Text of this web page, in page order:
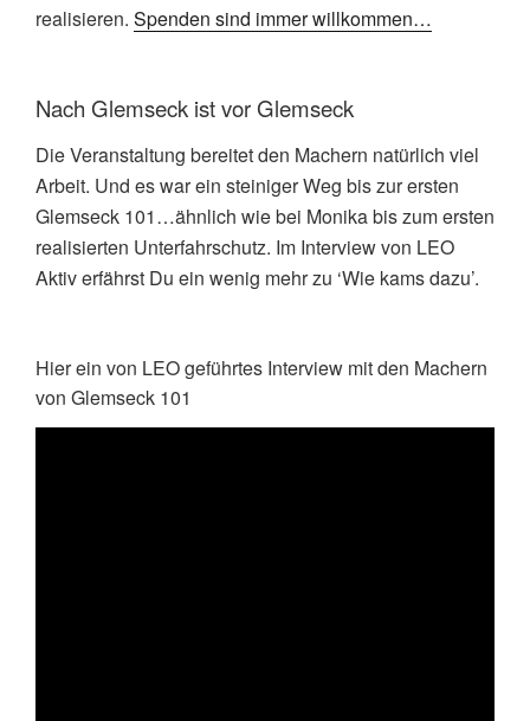
realisieren. Spenden sind immer willkommen…
Nach Glemseck ist vor Glemseck
Die Veranstaltung bereitet den Machern natürlich viel
Arbeit. Und es war ein steiniger Weg bis zur ersten
Glemseck 101…ähnlich wie bei Monika bis zum ersten
realisierten Unterfahrschutz. Im Interview von LEO
Aktiv erfährst Du ein wenig mehr zu ‘Wie kams dazu’.
Hier ein von LEO geführtes Interview mit den Machern
von Glemseck 101